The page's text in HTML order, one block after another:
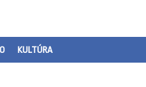
KULTÚRA